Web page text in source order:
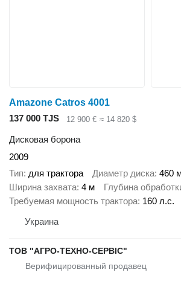
Amazone Catros 4001
137 000 TJS
12 900 € ≈ 14 820 $
Дисковая борона
2009
Тип для трактора Диаметр диска 460
Ширина захвата 4 м Глубина
Требуемая мощность трактора 160 л.с.
Украина
ТОВ "АГРО-ТЕХНО-СЕРВІС"